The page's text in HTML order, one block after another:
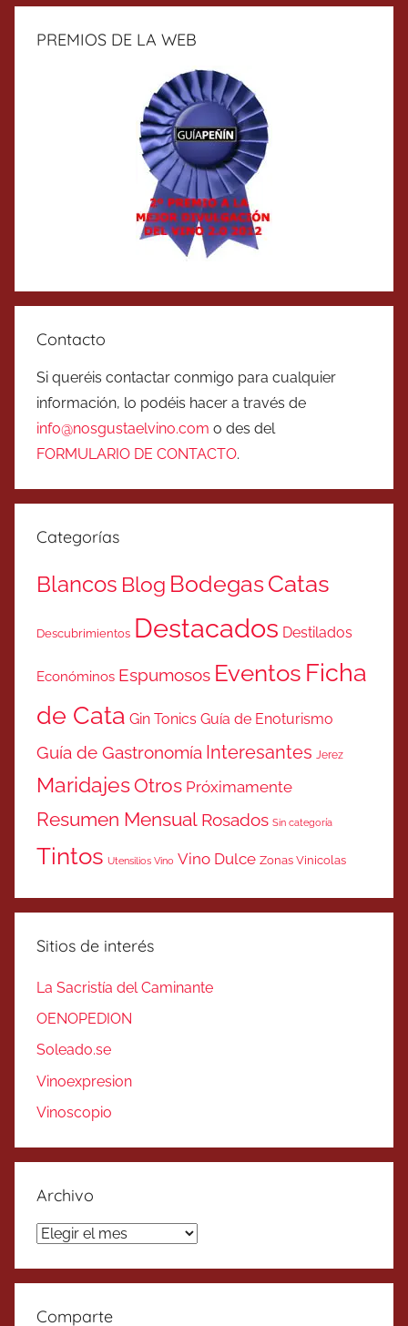
PREMIOS DE LA WEB
Contacto
Si queréis contactar conmigo para cualquier
información, lo podéis hacer a través de
info@nosgustaelvino.com o des del
FORMULARIO DE CONTACTO.
Categorías
Blancos Blog BodegasCatas
Descubrimientos Destacados Destilados
Económinos Espumosos Eventos Ficha
de Cata Gin Tonics Guía de Enoturismo
Guía de Gastronomía Interesantes Jerez
MaridajesOtros Próximamente
Resumen Mensual Rosados Sin categoría
Tintos Utensilios Vino Vino Dulce Zonas Vinicolas
Sitios de interés
La Sacristía del Caminante
OENOPEDION
Soleado.se
Vinoexpresion
Vinoscopio
Archivo
Archivo
Comparte